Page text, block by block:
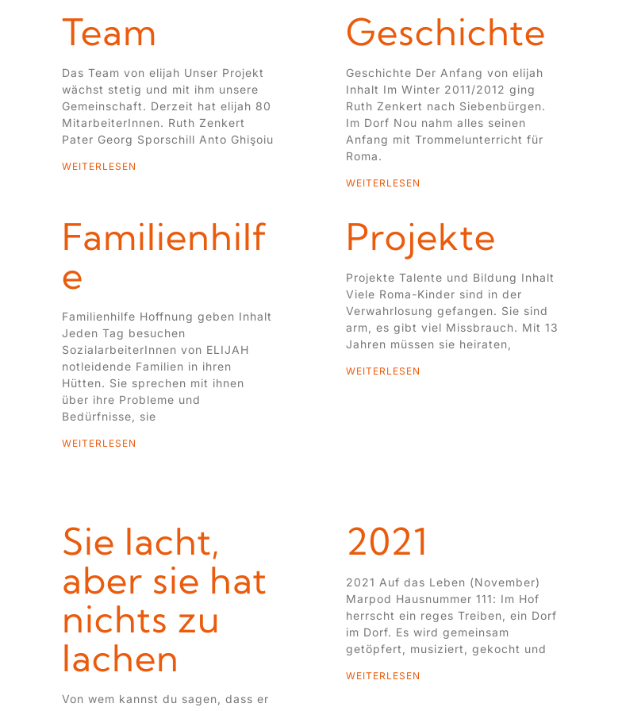
Team
Das Team von elijah Unser Projekt
wächst stetig und mit ihm unsere
Gemeinschaft. Derzeit hat elijah 80
MitarbeiterInnen. Ruth Zenkert
Pater Georg Sporschill Anto Ghişoiu
WEITERLESEN
Geschichte
Geschichte Der Anfang von elijah
Inhalt Im Winter 2011/2012 ging
Ruth Zenkert nach Siebenbürgen.
Im Dorf Nou nahm alles seinen
Anfang mit Trommelunterricht für
Roma.
WEITERLESEN
Familienhilf
e
Familienhilfe Hoffnung geben Inhalt
Jeden Tag besuchen
SozialarbeiterInnen von ELIJAH
notleidende Familien in ihren
Hütten. Sie sprechen mit ihnen
über ihre Probleme und
Bedürfnisse, sie
WEITERLESEN
Projekte
Projekte Talente und Bildung Inhalt
Viele Roma-Kinder sind in der
Verwahrlosung gefangen. Sie sind
arm, es gibt viel Missbrauch. Mit 13
Jahren müssen sie heiraten,
WEITERLESEN
Sie lacht,
aber sie hat
nichts zu
lachen
Von wem kannst du sagen, dass er
2021
2021 Auf das Leben (November)
Marpod Hausnummer 111: Im Hof
herrscht ein reges Treiben, ein Dorf
im Dorf. Es wird gemeinsam
getöpfert, musiziert, gekocht und
WEITERLESEN